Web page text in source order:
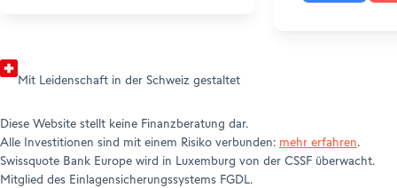
Mit Leidenschaft in der Schweiz gestaltet
Diese Website stellt keine Finanzberatung dar.
Alle Investitionen sind mit einem Risiko verbunden: mehr erfahren.
Swissquote Bank Europe wird in Luxemburg von der CSSF überwacht.
Mitglied des Einlagensicherungssystems FGDL.